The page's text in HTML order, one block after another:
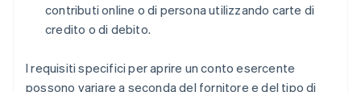
contributi online o di persona utilizzando carte di
credito o di debito.
I requisiti specifici per aprire un conto esercente
possono variare a seconda del fornitore e del tipo di